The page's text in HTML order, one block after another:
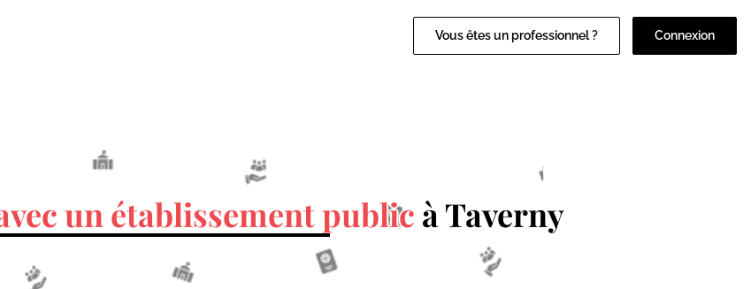
Vous êtes un professionnel ? Connexion
un établissement public à Taverny